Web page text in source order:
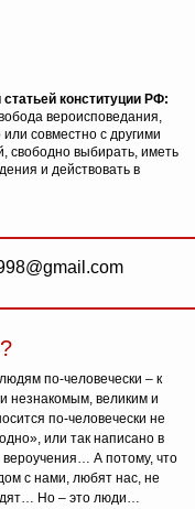
конституции РФ:
вероисповедания,
совместно с другими
свободно выбирать, иметь
и действовать в
по-человечески – к
незнакомым, великим и
по-человечески не
или так написано в
вероучения… А потому, что
с нами, любят нас, не
Но – это люди…